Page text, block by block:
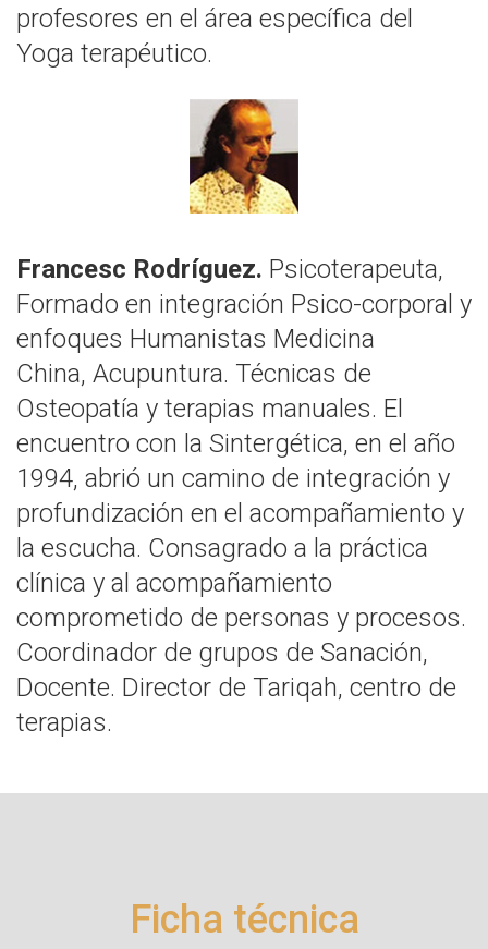
profesores en el área específica del
Yoga terapéutico.
Francesc Rodríguez. Psicoterapeuta,
Formado en integración Psico-corporal y
enfoques Humanistas Medicina
China, Acupuntura. Técnicas de
Osteopatía y terapias manuales. El
encuentro con la Sintergética, en el año
1994, abrió un camino de integración y
profundización en el acompañamiento y
la escucha. Consagrado a la práctica
clínica y al acompañamiento
comprometido de personas y procesos.
Coordinador de grupos de Sanación,
Docente. Director de Tariqah, centro de
terapias.
Ficha técnica